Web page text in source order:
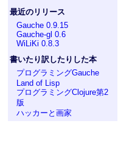
最近のリリース
Gauche 0.9.15
Gauche-gl 0.6
WiLiKi 0.8.3
書いたり訳したりした本
プログラミングGauche
Land of Lisp
プログラミングClojure第2
版
ハッカーと画家